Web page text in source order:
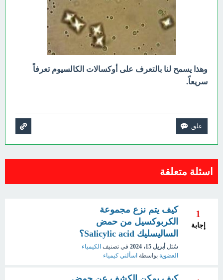
وهذا يسمح لنا بالتعرف على أوكسالات الكالسيوم تعرفاً
سريعاً.
اسئلة متعلقة
1
إجابة
كيف يتم نزع مجموعة
الكربوكسيل من حمض
الساليسليك Salicylic acid؟
سُئل أبريل 15، 2024 في تصنيف الكيمياء
العضوية بواسطة اسألني كيمياء